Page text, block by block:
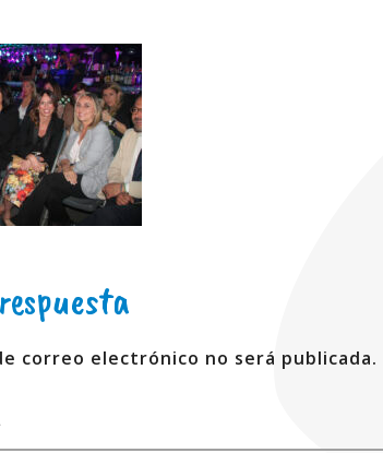
correo electrónico no será publicada.